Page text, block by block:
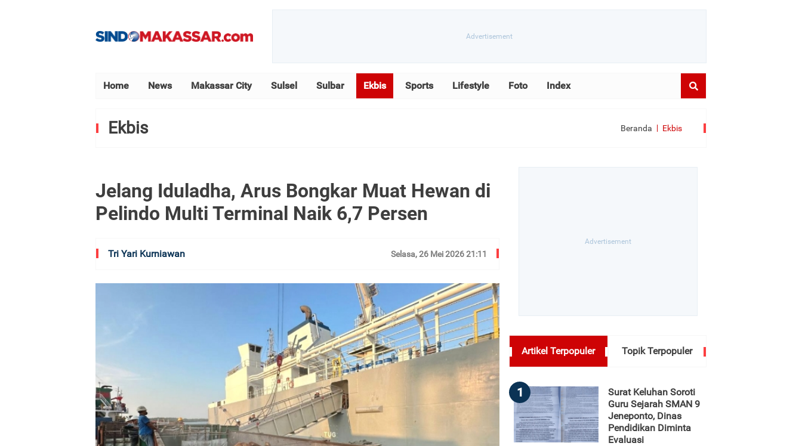
Home News Makassar City Sulsel Sulbar Ekbis Sports Lifestyle Foto Index
Ekbis Beranda Ekbis
Jelang Iduladha, Arus Bongkar Muat Hewan di
Pelindo Multi Terminal Naik 6,7 Persen
Tri Yari Kurniawan Selasa, 26 Mei 2026 21:11
Artikel Terpopuler Topik Terpopuler
1
Surat Keluhan Soroti
Guru Sejarah SMAN 9
Jeneponto, Dinas
Pendidikan Diminta
Evaluasi